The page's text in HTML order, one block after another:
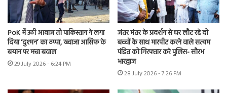
PoK में उठी आवाज तो पाकिस्तान ने लगा
दिया ‘दुश्मन’ का ठप्पा, ख्वाजा आसिफ के
बयान पर मचा बवाल
29 July 2026 - 6:24 PM
जंतर मंतर के प्रदर्शन से घर लौट रहे दो
बच्चों के साथ मारपीट करने वाले सत्यम
पंडित को गिरफ्तार करे पुलिस- सौरभ
भारद्वाज
28 July 2026 - 7:26 PM